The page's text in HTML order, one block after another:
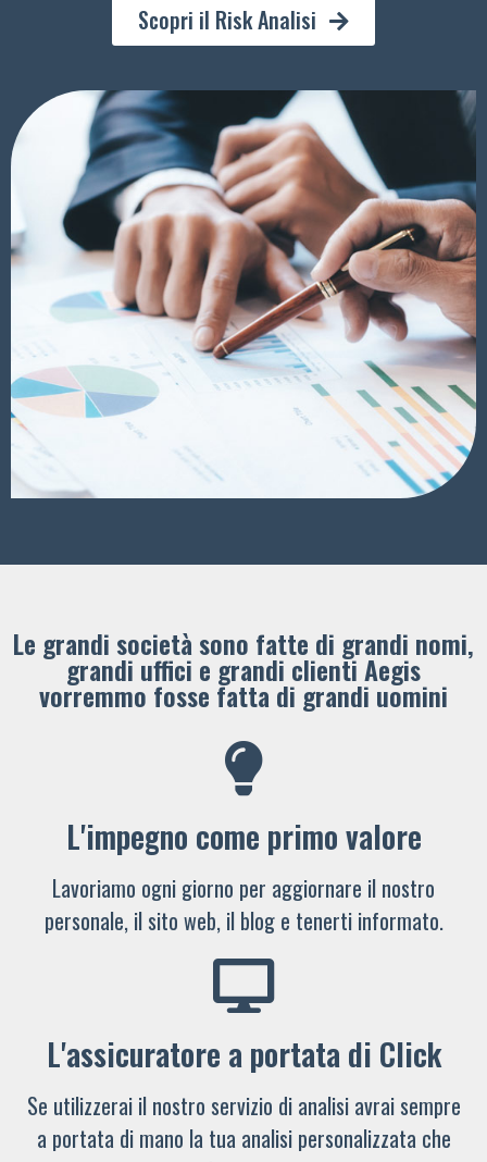
Scopri il Risk Analisi
Le grandi società sono fatte di grandi nomi,
grandi uffici e grandi clienti ​Aegis
vorremmo fosse fatta di grandi uomini
L'impegno come primo valore
Lavoriamo ogni giorno per aggiornare il nostro
personale, il sito web, il blog e tenerti informato.
L'assicuratore a portata di Click
Se utilizzerai il nostro servizio di analisi avrai sempre
a portata di mano la tua analisi personalizzata che